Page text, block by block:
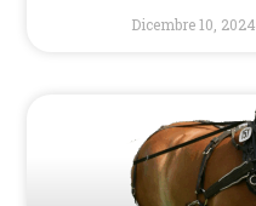
Dicembre 10, 2024